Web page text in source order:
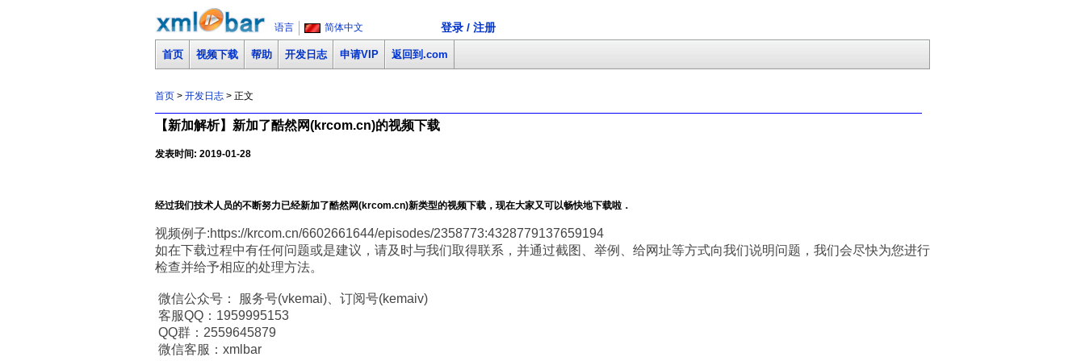
语言 简体中文 登录 / 注册
首页 视频下载 帮助 开发日志 申请VIP 返回到.com
首页 > 开发日志 > 正文
【新加解析】新加了酷然网(krcom.cn)的视频下载
发表时间: 2019-01-28
经过我们技术人员的不断努力已经新加了酷然网(krcom.cn)新类型的视频下载，现在大家又可以畅快地下载啦．
视频例子:https://krcom.cn/6602661644/episodes/2358773:4328779137659194
如在下载过程中有任何问题或是建议，请及时与我们取得联系，并通过截图、举例、给网址等方式向我们说明问题，我们会尽快为您进行
检查并给予相应的处理方法。
微信公众号： 服务号(vkemai)、订阅号(kemaiv)
客服QQ：1959995153
QQ群：2559645879
微信客服：xmlbar